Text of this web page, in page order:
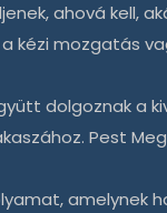
ahová kell,
kézi mozgatás
dolgoznak a
Pest
amelynek